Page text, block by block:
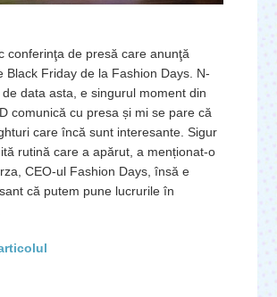
conferinţa de presă care anunţă
Black Friday de la Fashion Days. N-
data asta, e singurul moment din
comunică cu presa și mi se pare că
care încă sunt interesante. Sigur
rutină care a apărut, a menționat-o
CEO-ul Fashion Days, însă e
că putem pune lucrurile în